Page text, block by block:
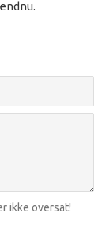
ikke oversat!